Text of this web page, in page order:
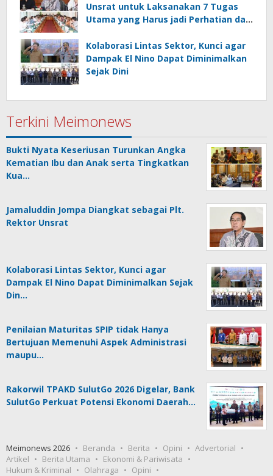
Unsrat untuk Laksanakan 7 Tugas
Utama yang Harus jadi Perhatian dan
Kolaborasi Lintas Sektor, Kunci agar
Dampak El Nino Dapat Diminimalkan
Sejak Dini
Terkini Meimonews
Bukti Nyata Keseriusan Turunkan Angka
Kematian Ibu dan Anak serta Tingkatkan
Kua…
Jamaluddin Jompa Diangkat sebagai Plt.
Rektor Unsrat
Kolaborasi Lintas Sektor, Kunci agar
Dampak El Nino Dapat Diminimalkan Sejak
Din…
Penilaian Maturitas SPIP tidak Hanya
Bertujuan Memenuhi Aspek Administrasi
maupu…
Rakorwil TPAKD SulutGo 2026 Digelar, Bank
SulutGo Perkuat Potensi Ekonomi Daerah…
Meimonews 2026 Beranda Berita Opini
Advertorial
Artikel
Berita Utama
Ekonomi & Pariwisata
Hukum & Kriminal
Olahraga
Opini